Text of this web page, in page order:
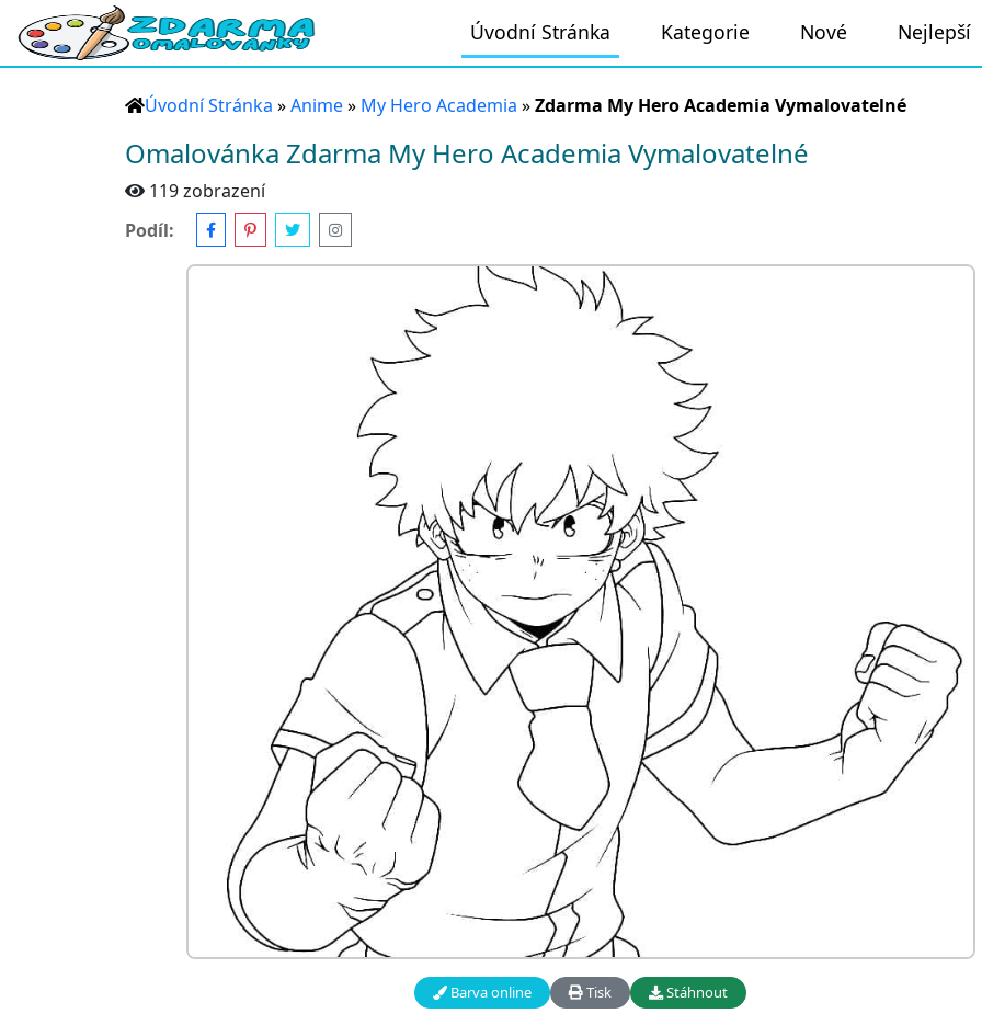
Úvodní Stránka Kategorie Nové Nejlepší
Úvodní Stránka »Anime» My Hero Academia »Zdarma My Hero Academia Vymalovatelné
Omalovánka Zdarma My Hero Academia Vymalovatelné
119 zobrazení
Podíl:
Barva online Tisk Stáhnout